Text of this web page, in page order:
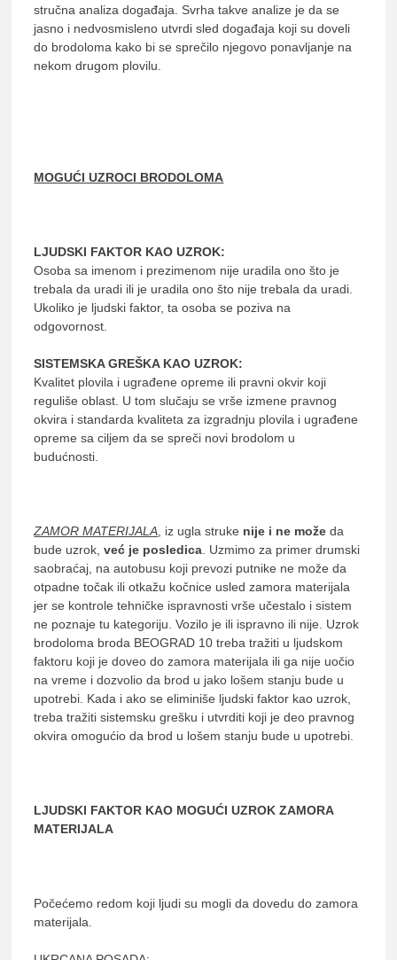
stručna analiza događaja. Svrha takve analize je da se
jasno i nedvosmisleno utvrdi sled događaja koji su doveli
do brodoloma kako bi se sprečilo njegovo ponavljanje na
nekom drugom plovilu.
MOGUĆI UZROCI BRODOLOMA
LJUDSKI FAKTOR KAO UZROK:
Osoba sa imenom i prezimenom nije uradila ono što je
trebala da uradi ili je uradila ono što nije trebala da uradi.
Ukoliko je ljudski faktor, ta osoba se poziva na
odgovornost.
SISTEMSKA GREŠKA KAO UZROK:
Kvalitet plovila i ugrađene opreme ili pravni okvir koji
reguliše oblast. U tom slučaju se vrše izmene pravnog
okvira i standarda kvaliteta za izgradnju plovila i ugrađene
opreme sa ciljem da se spreči novi brodolom u
budućnosti.
ZAMOR MATERIJALA , iz ugla struke nije i ne može da
bude uzrok,već je posledica . Uzmimo za primer drumski
saobraćaj, na autobusu koji prevozi putnike ne može da
otpadne točak ili otkažu kočnice usled zamora materijala
jer se kontrole tehničke ispravnosti vrše učestalo i sistem
ne poznaje tu kategoriju. Vozilo je ili ispravno ili nije. Uzrok
brodoloma broda BEOGRAD 10 treba tražiti u ljudskom
faktoru koji je doveo do zamora materijala ili ga nije uočio
na vreme i dozvolio da brod u jako lošem stanju bude u
upotrebi. Kada i ako se eliminiše ljudski faktor kao uzrok,
treba tražiti sistemsku grešku i utvrditi koji je deo pravnog
okvira omogućio da brod u lošem stanju bude u upotrebi.
LJUDSKI FAKTOR KAO MOGUĆI UZROK ZAMORA
MATERIJALA
Počećemo redom koji ljudi su mogli da dovedu do zamora
materijala.